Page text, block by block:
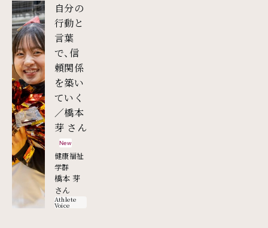
自分の
行動と
言葉
で、信
頼関係
を築い
ていく
／橋本
芽 さん外部リンク
New
健康福祉
学群
橋本 芽
さん
Athlete
Voice